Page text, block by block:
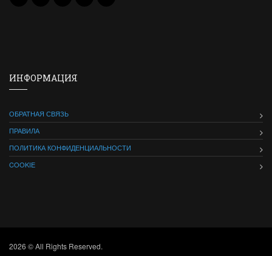
ИНФОРМАЦИЯ
ОБРАТНАЯ СВЯЗЬ
ПРАВИЛА
ПОЛИТИКА КОНФИДЕНЦИАЛЬНОСТИ
COOKIE
2026 © All Rights Reserved.